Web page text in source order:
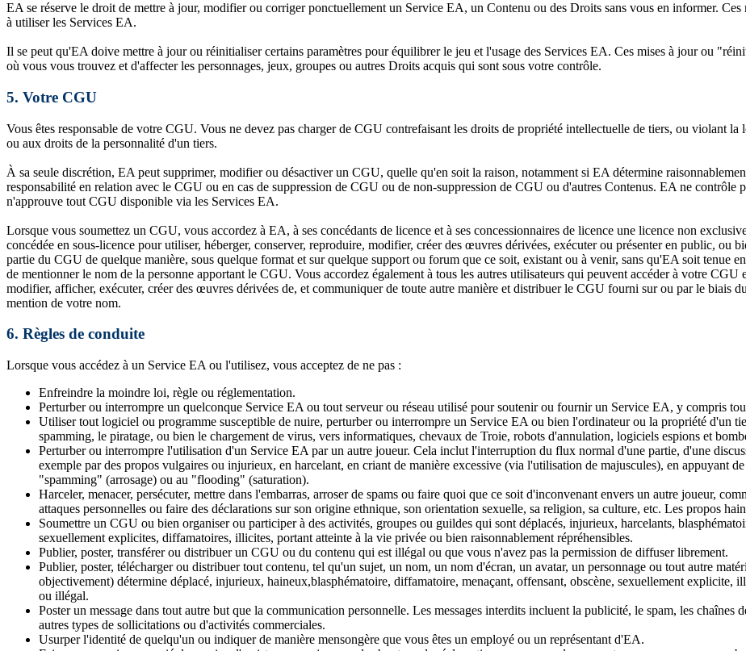
EA se réserve le droit de mettre à jour, modifier ou corriger ponctuellement un Service EA, un Contenu ou des Droits sans vous en informer.
à utiliser les Services EA.
Il se peut qu'EA doive mettre à jour ou réinitialiser certains paramètres pour équilibrer le jeu et l'usage des Services EA. Ces mises à jour ou
où vous vous trouvez et d'affecter les personnages, jeux, groupes ou autres Droits acquis qui sont sous votre contrôle.
5. Votre CGU
Vous êtes responsable de votre CGU. Vous ne devez pas charger de CGU contrefaisant les droits de propriété intellectuelle de tiers, ou violant
ou aux droits de la personnalité d'un tiers.
À sa seule discrétion, EA peut supprimer, modifier ou désactiver un CGU, quelle qu'en soit la raison, notamment si EA détermine
responsabilité en relation avec le CGU ou en cas de suppression de CGU ou de non-suppression de CGU ou d'autres Contenus. EA ne contrôle
n'approuve tout CGU disponible via les Services EA.
Lorsque vous soumettez un CGU, vous accordez à EA, à ses concédants de licence et à ses concessionnaires de licence une licence non
concédée en sous-licence pour utiliser, héberger, conserver, reproduire, modifier, créer des œuvres dérivées, exécuter ou présenter en public, ou
partie du CGU de quelque manière, sous quelque format et sur quelque support ou forum que ce soit, existant ou à venir, sans qu'EA soit tenue
de mentionner le nom de la personne apportant le CGU. Vous accordez également à tous les autres utilisateurs qui peuvent accéder à votre
modifier, afficher, exécuter, créer des œuvres dérivées de, et communiquer de toute autre manière et distribuer le CGU fourni sur ou par le biais
mention de votre nom.
6. Règles de conduite
Lorsque vous accédez à un Service EA ou l'utilisez, vous acceptez de ne pas :
Enfreindre la moindre loi, règle ou réglementation.
Perturber ou interrompre un quelconque Service EA ou tout serveur ou réseau utilisé pour soutenir ou fournir un Service EA, y compris
Utiliser tout logiciel ou programme susceptible de nuire, perturber ou interrompre un Service EA ou bien l'ordinateur ou la propriété d'un
spamming, le piratage, ou bien le chargement de virus, vers informatiques, chevaux de Troie, robots d'annulation, logiciels espions et
Perturber ou interrompre l'utilisation d'un Service EA par un autre joueur. Cela inclut l'interruption du flux normal d'une partie, d'une
exemple par des propos vulgaires ou injurieux, en harcelant, en criant de manière excessive (via l'utilisation de majuscules), en appuyant
"spamming" (arrosage) ou au "flooding" (saturation).
Harceler, menacer, persécuter, mettre dans l'embarras, arroser de spams ou faire quoi que ce soit d'inconvenant envers un autre joueur,
attaques personnelles ou faire des déclarations sur son origine ethnique, son orientation sexuelle, sa religion, sa culture, etc. Les propos
Soumettre un CGU ou bien organiser ou participer à des activités, groupes ou guildes qui sont déplacés, injurieux, harcelants,
sexuellement explicites, diffamatoires, illicites, portant atteinte à la vie privée ou bien raisonnablement répréhensibles.
Publier, poster, transférer ou distribuer un CGU ou du contenu qui est illégal ou que vous n'avez pas la permission de diffuser librement.
Publier, poster, télécharger ou distribuer tout contenu, tel qu'un sujet, un nom, un nom d'écran, un avatar, un personnage ou tout autre
objectivement) détermine déplacé, injurieux, haineux,blasphématoire, diffamatoire, menaçant, offensant, obscène, sexuellement explicite,
ou illégal.
Poster un message dans tout autre but que la communication personnelle. Les messages interdits incluent la publicité, le spam, les chaînes
autres types de sollicitations ou d'activités commerciales.
Usurper l'identité de quelqu'un ou indiquer de manière mensongère que vous êtes un employé ou un représentant d'EA.